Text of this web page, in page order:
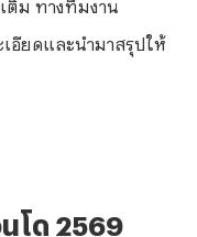
อียดและนำมาสรุปให้
โด 2569